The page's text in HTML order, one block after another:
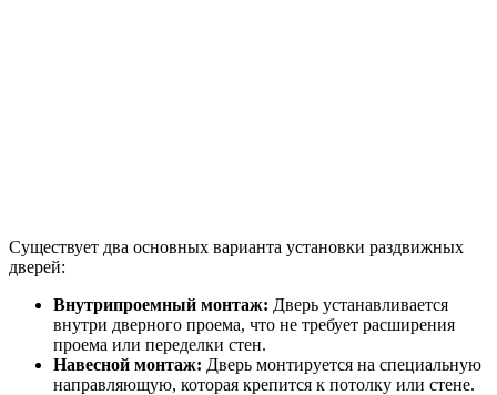
Существует два основных варианта установки раздвижных
дверей:
Внутрипроемный монтаж: Дверь устанавливается
внутри дверного проема, что не требует расширения
проема или переделки стен.
Навесной монтаж: Дверь монтируется на специальную
направляющую, которая крепится к потолку или стене.